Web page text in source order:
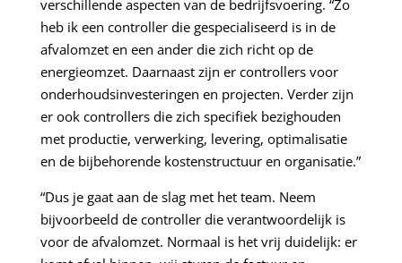
verschillende aspecten van de bedrijfsvoering. “Zo
heb ik een controller die gespecialiseerd is in de
afvalomzet en een ander die zich richt op de
energieomzet. Daarnaast zijn er controllers voor
onderhoudsinvesteringen en projecten. Verder zijn
er ook controllers die zich specifiek bezighouden
met productie, verwerking, levering, optimalisatie
en de bijbehorende kostenstructuur en organisatie.”
“Dus je gaat aan de slag met het team. Neem
bijvoorbeeld de controller die verantwoordelijk is
voor de afvalomzet. Normaal is het vrij duidelijk: er